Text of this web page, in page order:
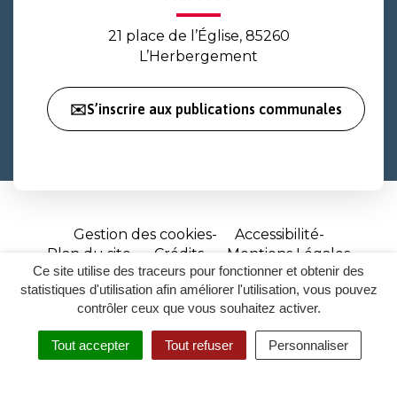
Ce site utilise des traceurs pour fonctionner et obtenir des
statistiques d'utilisation afin améliorer l'utilisation, vous pouvez
contrôler ceux que vous souhaitez activer.
Tout accepter Tout refuser Personnaliser
RECHERCHER
ACCESSIBILITÉ
21 place de l’Église, 85260
L’Herbergement
✉️S’inscrire aux publications communales
Gestion des cookies
Accessibilité
Plan du site
Crédits
Mentions Légales
Site
réalisé
par
Inovagora